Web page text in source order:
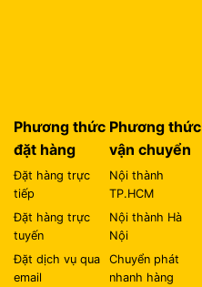
Phương thức
đặt hàng
Đặt hàng trực
tiếp
Đặt hàng trực
tuyến
Đặt dịch vụ qua
email
Phương thức
vận chuyển
Nội thành
TP.HCM
Nội thành Hà
Nội
Chuyển phát
nhanh hàng